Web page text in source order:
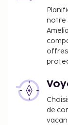
notre
de